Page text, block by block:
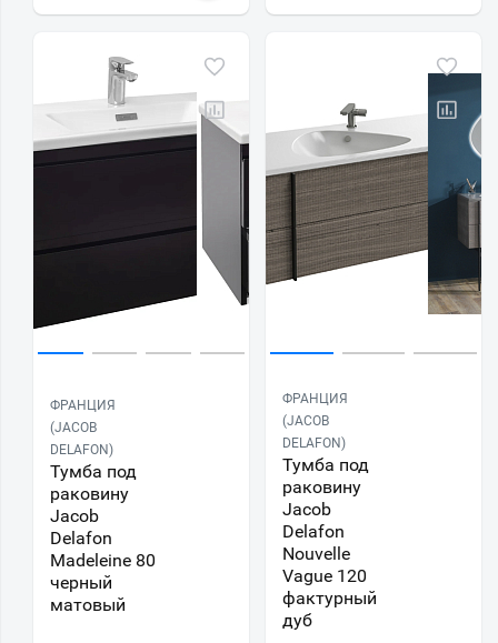
ФРАНЦИЯ
(JACOB
DELAFON)
Тумба под
раковину
Jacob
Delafon
Madeleine 80
черный
матовый
ФРАНЦИЯ
(JACOB
DELAFON)
Тумба под
раковину
Jacob
Delafon
Nouvelle
Vague 120
фактурный
дуб